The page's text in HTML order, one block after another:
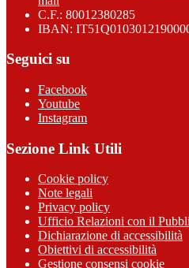
C.F.: 80012380285
IBAN:
Seguici su
Facebook
Youtube
Instagram
Sezione Link Utili
Cookie policy
Note legali
Privacy policy
Ufficio Relazioni con il
Dichiarazione di accessibilità
Obiettivi di accessibilità
Gestione consensi cookie